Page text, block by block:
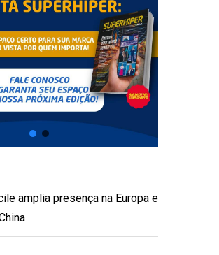
amplia presença na Europa e